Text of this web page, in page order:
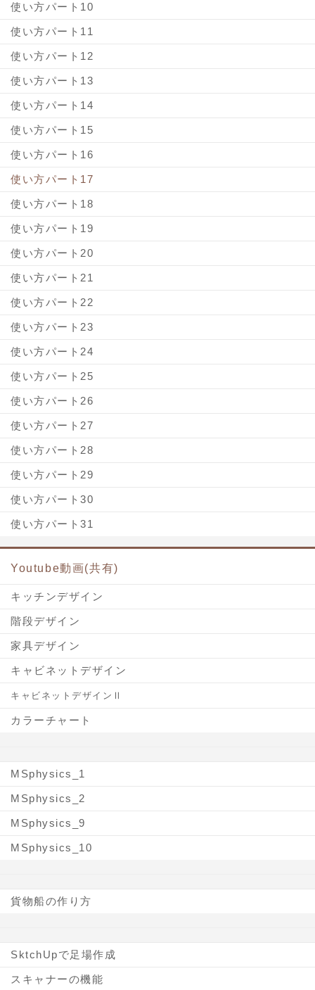
使い方パート10
使い方パート11
使い方パート12
使い方パート13
使い方パート14
使い方パート15
使い方パート16
使い方パート17
使い方パート18
使い方パート19
使い方パート20
使い方パート21
使い方パート22
使い方パート23
使い方パート24
使い方パート25
使い方パート26
使い方パート27
使い方パート28
使い方パート29
使い方パート30
使い方パート31
Youtube動画(共有)
キッチンデザイン
階段デザイン
家具デザイン
キャビネットデザイン
キャビネットデザインⅡ
カラーチャート
MSphysics_1
MSphysics_2
MSphysics_9
MSphysics_10
貨物船の作り方
SktchUpで足場作成
スキャナーの機能